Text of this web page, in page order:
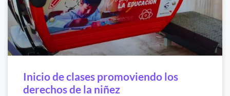
Inicio de clases promoviendo los
derechos de la niñez